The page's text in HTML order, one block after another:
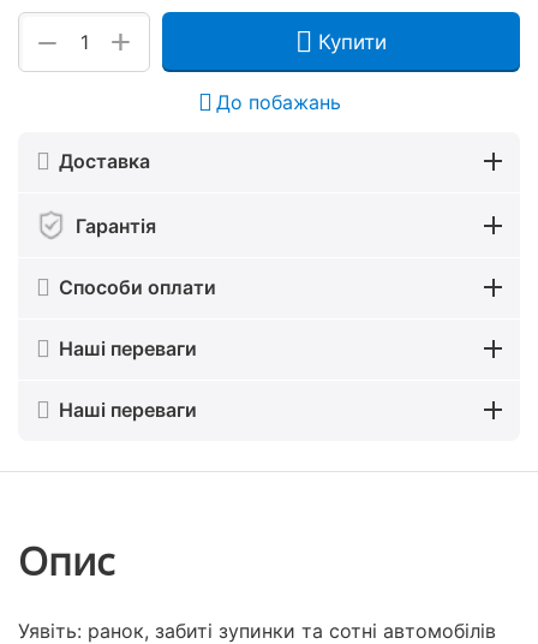
+
− Купити
До побажань
Доставка
Гарантія
Способи оплати
Наші переваги
Наші переваги
Опис
Уявіть: ранок, забиті зупинки та сотні автомобілів